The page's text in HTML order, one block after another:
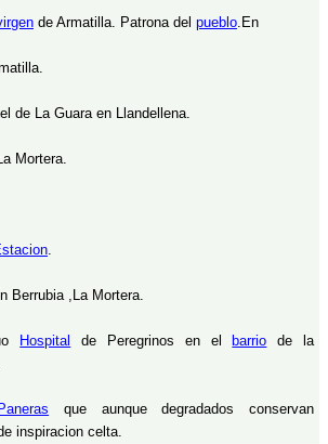
de Armatilla. Patrona del pueblo.En
de La Guara en Llandellena.
Mortera.
.
Berrubia ,La Mortera.
Hospital de Peregrinos en el barrio de la
Paneras que aunque degradados conservan
inspiracion celta.